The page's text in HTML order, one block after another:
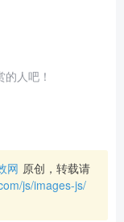
人吧！
网 原创，转载请
js/images-js/